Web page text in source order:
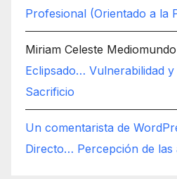
Profesional (Orientado a la
Miriam Celeste
Eclipsado… Vulnerabilidad
Sacrificio
Un comentarista de
Directo… Percepción de las